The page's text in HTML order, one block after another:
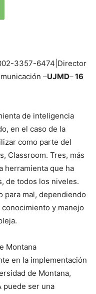
3357-6474|Director
–UJMD–16
de inteligencia
en el caso de la
como parte del
Classroom. Tres, más
herramienta que ha
de todos los niveles.
para mal, dependiendo
y manejo
Montana
en la implementación
de Montana,
puede ser una